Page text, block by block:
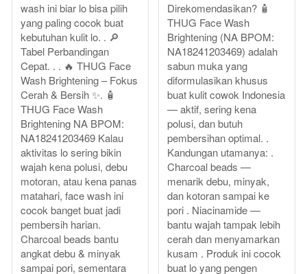
wash ini biar lo bisa pilih
yang paling cocok buat
kebutuhan kulit lo. . 🔎
Tabel Perbandingan
Cepat. . . 🔥 THUG Face
Wash Brightening – Fokus
Cerah & Bersih ✨. 🧴
THUG Face Wash
Brightening NA BPOM:
NA18241203469 Kalau
aktivitas lo sering bikin
wajah kena polusi, debu
motoran, atau kena panas
matahari, face wash ini
cocok banget buat jadi
pembersih harian.
Charcoal beads bantu
angkat debu & minyak
sampai pori, sementara
Direkomendasikan? 🧴
THUG Face Wash
Brightening (NA BPOM:
NA18241203469) adalah
sabun muka yang
diformulasikan khusus
buat kulit cowok Indonesia
— aktif, sering kena
polusi, dan butuh
pembersihan optimal. .
Kandungan utamanya: .
Charcoal beads —
menarik debu, minyak,
dan kotoran sampai ke
pori . Niacinamide —
bantu wajah tampak lebih
cerah dan menyamarkan
kusam . Produk ini cocok
buat lo yang pengen